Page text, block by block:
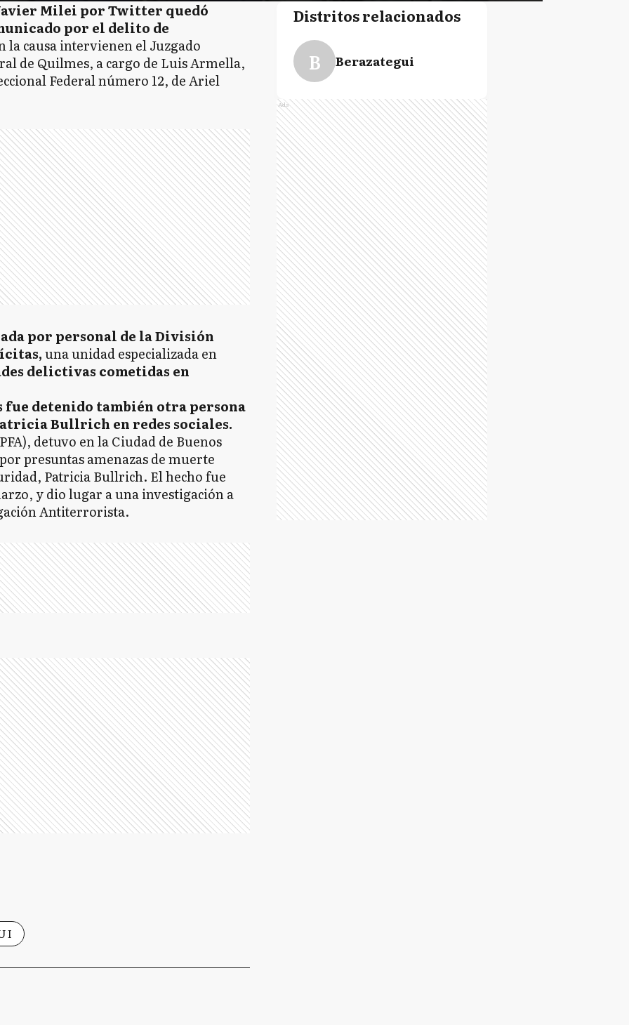
Milei por Twitter quedó
por el delito de
la causa intervienen el Juzgado
de Quilmes, a cargo de Luis Armella,
Federal número 12, de Ariel
por personal de la División
una unidad especializada en
delictivas cometidas en
fue detenido también otra persona
Bullrich en redes sociales.
detuvo en la Ciudad de Buenos
presuntas amenazas de muerte
Patricia Bullrich. El hecho fue
y dio lugar a una investigación a
Antiterrorista.
Distritos relacionados
B Berazategui
Ads